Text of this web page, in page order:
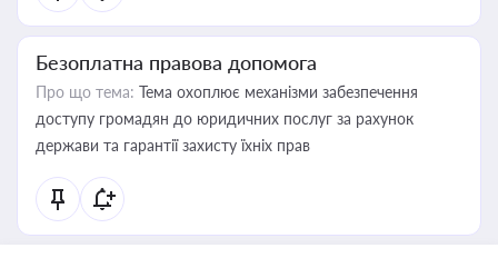
Безоплатна правова допомога
Про що тема: Тема охоплює механізми забезпечення
доступу громадян до юридичних послуг за рахунок
держави та гарантії захисту їхніх прав